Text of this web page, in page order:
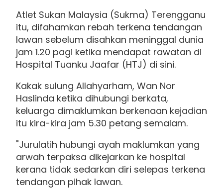
Atlet Sukan Malaysia (Sukma) Terengganu
itu, difahamkan rebah terkena tendangan
lawan sebelum disahkan meninggal dunia
jam 1.20 pagi ketika mendapat rawatan di
Hospital Tuanku Jaafar (HTJ) di sini.
Kakak sulung Allahyarham, Wan Nor
Haslinda ketika dihubungi berkata,
keluarga dimaklumkan berkenaan kejadian
itu kira-kira jam 5.30 petang semalam.
"Jurulatih hubungi ayah maklumkan yang
arwah terpaksa dikejarkan ke hospital
kerana tidak sedarkan diri selepas terkena
tendangan pihak lawan.